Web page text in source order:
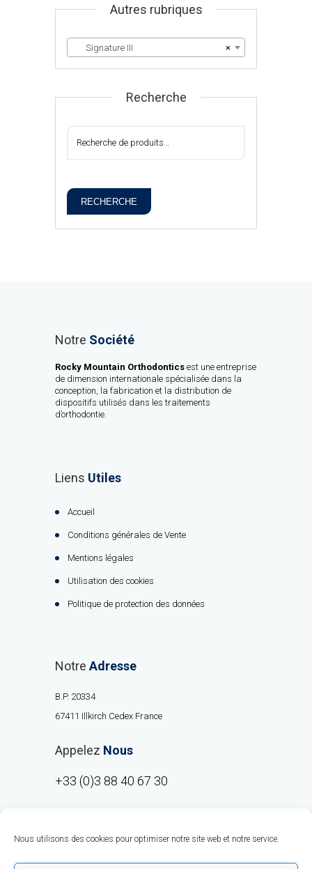
Nous utilisons des cookies pour optimiser notre site web et notre service.
Autres rubriques
×
Signature III
Recherche
RECHERCHE
Notre Société
Rocky Mountain Orthodontics est une entreprise
de dimension internationale spécialisée dans la
conception, la fabrication et la distribution de
dispositifs utilisés dans les traitements
d’orthodontie.
Liens Utiles
Accueil
Conditions générales de Vente
Mentions légales
Utilisation des cookies
Politique de protection des données
Notre Adresse
B.P. 20334
67411 Illkirch Cedex France
Appelez Nous
+33 (0)3 88 40 67 30